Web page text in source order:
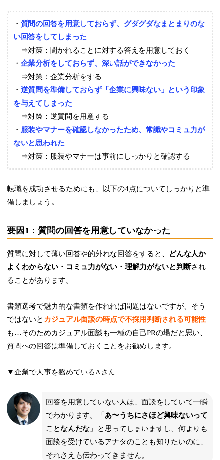
・質問の回答を用意しておらず、グダグダなまとまりのな
い回答をしてしまった
⇒対策：聞かれることに対する答えを用意しておく
・企業分析をしておらず、深い話ができなかった
⇒対策：企業分析をする
・逆質問を準備しておらず「企業に興味ない」という印象
を与えてしまった
⇒対策：逆質問を用意する
・ 服装やマナーを確認しなかったため、常識やコミュ力が
ないと思われた
⇒対策：服装やマナーは事前にしっかりと確認する
転職を成功させるためにも、以下の4点についてしっかりと準
備しましょう。
要因1：質問の回答を用意していなかった
質問に対して薄い回答や的外れな回答をすると、
どんな人か
よくわからない・コミュ力がない・理解力がないと判断され
ることがあります。
書類選考で魅力的な書類を作れれば問題はないですが、そう
ではないと カジュアル面談の時点で不採用判断される可能性
も…そのためカジュアル面談も一種の自己PRの場だと思い、
質問への回答は準備しておくことをお勧めします。
▼企業で人事を務めているAさん
回答を用意していない人は、面談をしていて一瞬
でわかります。「あ〜うちにさほど興味ないって
ことなんだな 」と思ってしまいますし、何よりも
面談を受けているアナタのことも知りたいのに、
それさえも伝わってきません。